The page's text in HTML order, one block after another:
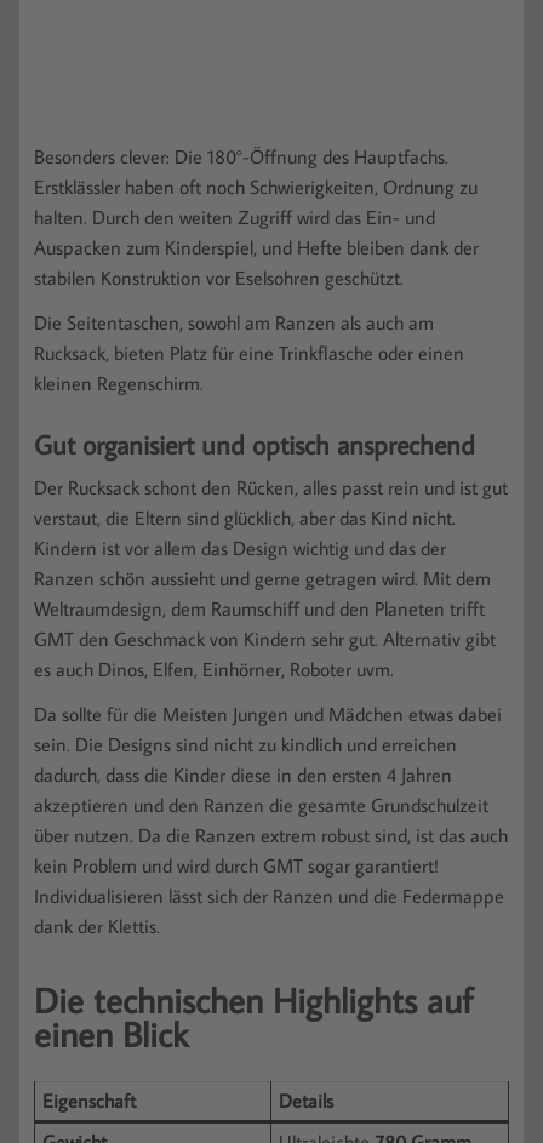
Besonders clever: Die 180°-Öffnung des Hauptfachs.
Erstklässler haben oft noch Schwierigkeiten, Ordnung zu
halten. Durch den weiten Zugriff wird das Ein- und
Auspacken zum Kinderspiel, und Hefte bleiben dank der
stabilen Konstruktion vor Eselsohren geschützt.
Die Seitentaschen, sowohl am Ranzen als auch am
Rucksack, bieten Platz für eine Trinkflasche oder einen
kleinen Regenschirm.
Gut organisiert und optisch ansprechend
Der Rucksack schont den Rücken, alles passt rein und ist gut
verstaut, die Eltern sind glücklich, aber das Kind nicht.
Kindern ist vor allem das Design wichtig und das der
Ranzen schön aussieht und gerne getragen wird. Mit dem
Weltraumdesign, dem Raumschiff und den Planeten trifft
GMT den Geschmack von Kindern sehr gut. Alternativ gibt
es auch Dinos, Elfen, Einhörner, Roboter uvm.
Da sollte für die Meisten Jungen und Mädchen etwas dabei
sein. Die Designs sind nicht zu kindlich und erreichen
dadurch, dass die Kinder diese in den ersten 4 Jahren
akzeptieren und den Ranzen die gesamte Grundschulzeit
über nutzen. Da die Ranzen extrem robust sind, ist das auch
kein Problem und wird durch GMT sogar garantiert!
Individualisieren lässt sich der Ranzen und die Federmappe
dank der Klettis.
Die technischen Highlights auf
einen Blick
Eigenschaft
Details